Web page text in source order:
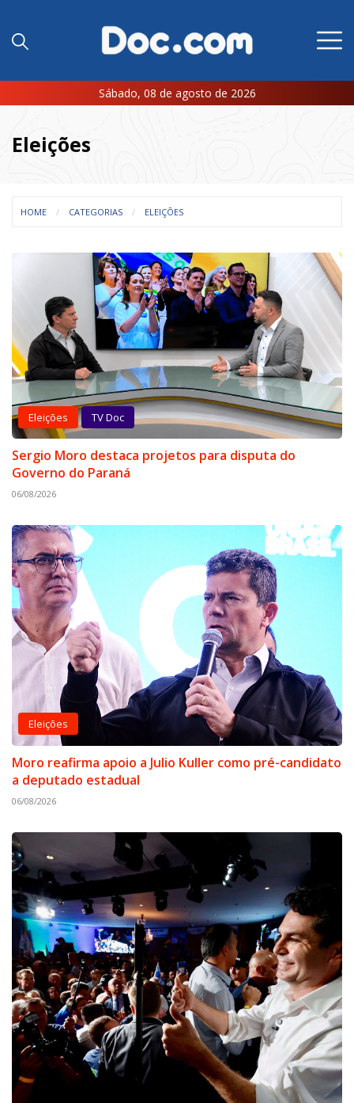
Sábado, 08 de agosto de 2026
Eleições
HOME CATEGORIAS ELEIÇÕES
Eleições TV Doc
Sergio Moro destaca projetos para disputa do
Governo do Paraná
06/08/2026
Eleições
Moro reafirma apoio a Julio Kuller como pré-candidato
a deputado estadual
06/08/2026